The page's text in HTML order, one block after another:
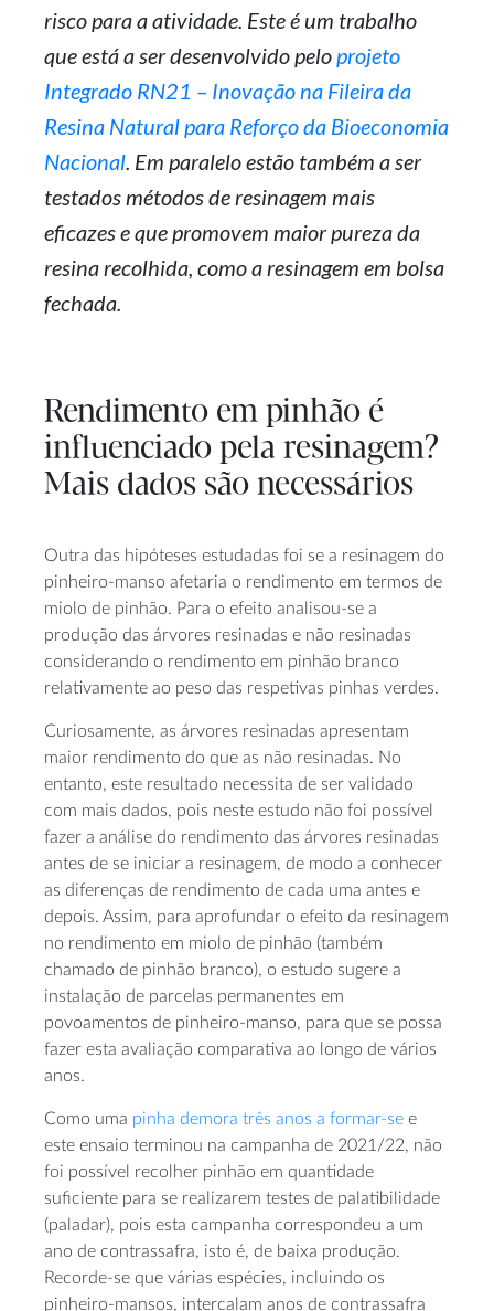
risco para a atividade. Este é um trabalho
que está a ser desenvolvido peloprojeto
Integrado RN21 – Inovação na Fileira da
Resina Natural para Reforço da Bioeconomia
Nacional. Em paralelo estão também a ser
testados métodos de resinagem mais
eficazes e que promovem maior pureza da
resina recolhida, como a resinagem em bolsa
fechada.
Rendimento em pinhão é
influenciado pela resinagem?
Mais dados são necessários
Outra das hipóteses estudadas foi se a resinagem do
pinheiro-manso afetaria o rendimento em termos de
miolo de pinhão. Para o efeito analisou-se a
produção das árvores resinadas e não resinadas
considerando o rendimento em pinhão branco
relativamente ao peso das respetivas pinhas verdes.
Curiosamente, as árvores resinadas apresentam
maior rendimento do que as não resinadas. No
entanto, este resultado necessita de ser validado
com mais dados, pois neste estudo não foi possível
fazer a análise do rendimento das árvores resinadas
antes de se iniciar a resinagem, de modo a conhecer
as diferenças de rendimento de cada uma antes e
depois. Assim, para aprofundar o efeito da resinagem
no rendimento em miolo de pinhão (também
chamado de pinhão branco), o estudo sugere a
instalação de parcelas permanentes em
povoamentos de pinheiro-manso, para que se possa
fazer esta avaliação comparativa ao longo de vários
anos.
Como uma pinha demora três anos a formar-se e
este ensaio terminou na campanha de 2021/22, não
foi possível recolher pinhão em quantidade
suficiente para se realizarem testes de palatibilidade
(paladar), pois esta campanha correspondeu a um
ano de contrassafra, isto é, de baixa produção.
Recorde-se que várias espécies, incluindo os
pinheiro-mansos, intercalam anos de contrassafra